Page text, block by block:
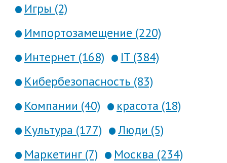
Игры (2)
Импортозамещение (220)
Интернет (168)
IT (384)
Кибербезопасность (83)
Компании (40)
красота (18)
Культура (177)
Люди (5)
Маркетинг (7)
Москва (234)